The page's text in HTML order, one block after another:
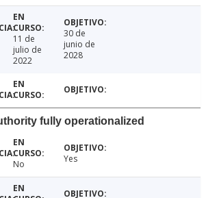
11 de
julio de
2022
30 de
junio de
2028
fully operationalized
No Yes